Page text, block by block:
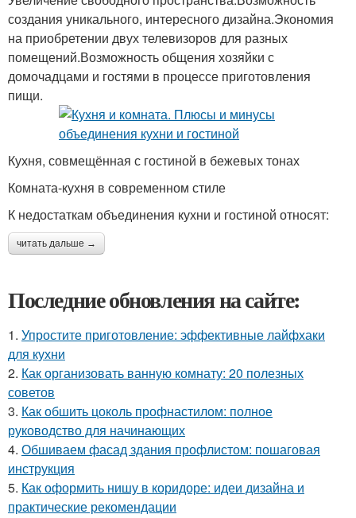
создания уникального, интересного дизайна.Экономия
на приобретении двух телевизоров для разных
помещений.Возможность общения хозяйки с
домочадцами и гостями в процессе приготовления
пищи.
Кухня, совмещённая с гостиной в бежевых тонах
Комната-кухня в современном стиле
К недостаткам объединения кухни и гостиной относят:
читать дальше →
Последние обновления на сайте:
1. Упростите приготовление: эффективные лайфхаки
для кухни
2. Как организовать ванную комнату: 20 полезных
советов
3. Как обшить цоколь профнастилом: полное
руководство для начинающих
4. Обшиваем фасад здания профлистом: пошаговая
инструкция
5. Как оформить нишу в коридоре: идеи дизайна и
практические рекомендации